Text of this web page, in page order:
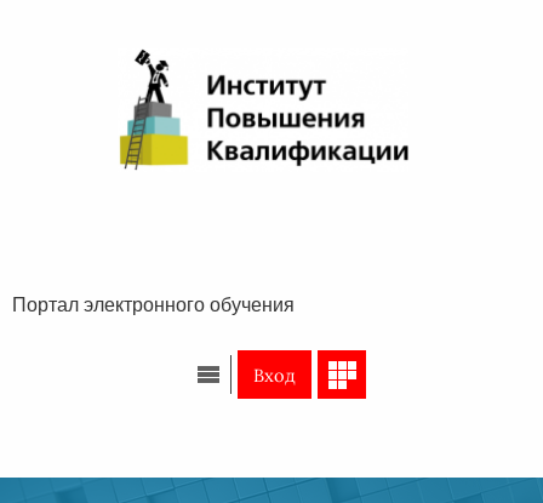
Портал электронного обучения
Вход